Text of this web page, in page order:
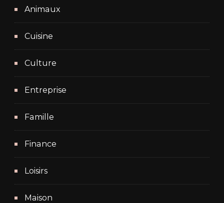
Animaux
Cuisine
Culture
Entreprise
Famille
Finance
Loisirs
Maison